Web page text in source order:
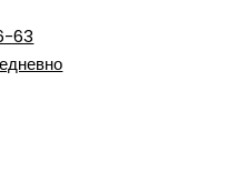
63